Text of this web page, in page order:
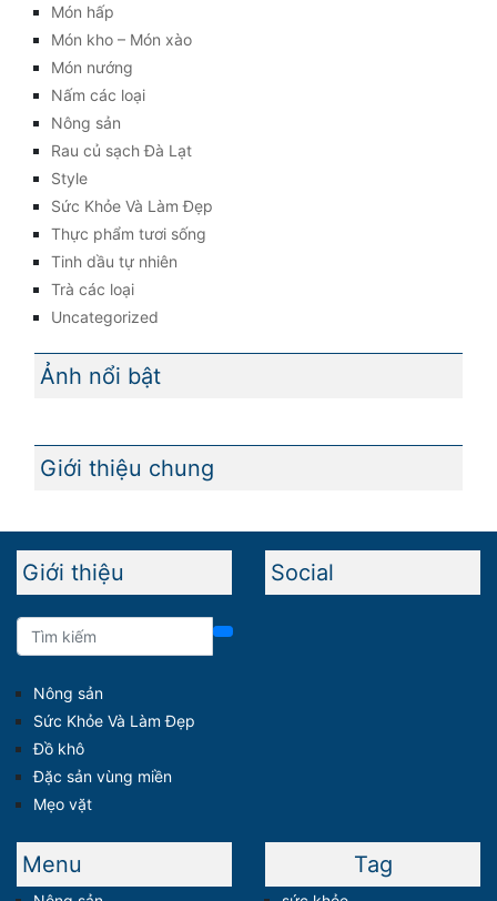
Món hấp
Món kho – Món xào
Món nướng
Nấm các loại
Nông sản
Rau củ sạch Đà Lạt
Style
Sức Khỏe Và Làm Đẹp
Thực phẩm tươi sống
Tinh dầu tự nhiên
Trà các loại
Uncategorized
Ảnh nổi bật
Giới thiệu chung
Giới thiệu
Nông sản
Sức Khỏe Và Làm Đẹp
Đồ khô
Đặc sản vùng miền
Mẹo vặt
Social
Menu Tag